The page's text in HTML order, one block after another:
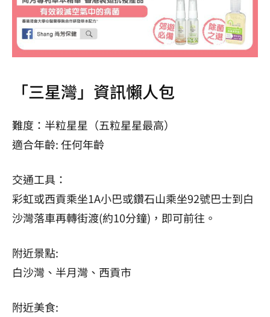
「三星灣」資訊懶人包
難度：半粒星星（五粒星星最高）
適合年齡: 任何年齡
交通工具：
彩虹或西貢乘坐1A小巴或鑽石山乘坐92號巴士到白
沙灣落車再轉街渡(約10分鐘)，即可前往。
附近景點:
白沙灣、半月灣、西貢市
附近美食: